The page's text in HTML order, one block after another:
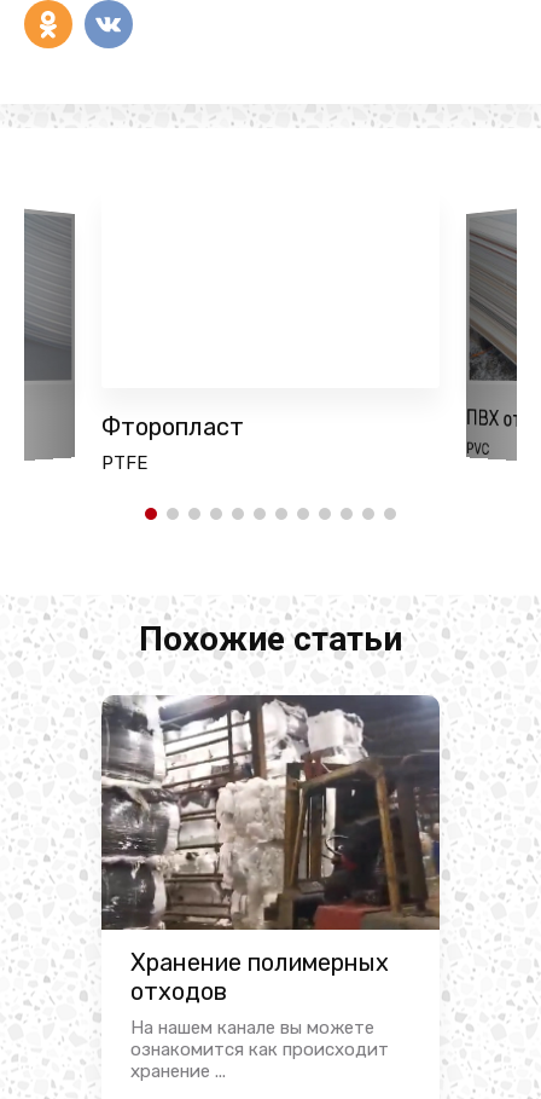
Фторопласт
PTFE
ПВХ
PVC
Похожие статьи
Хранение полимерных
отходов
На нашем канале вы можете
ознакомится как происходит
хранение ...